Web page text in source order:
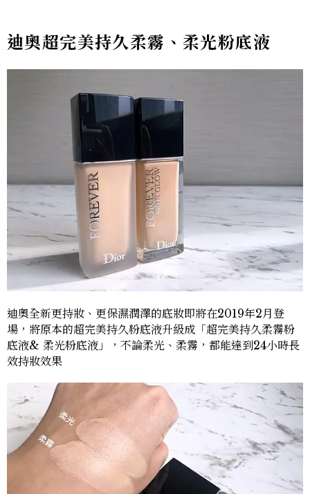
迪奧超完美持久柔霧、柔光粉底液
迪奧全新更持妝、更保濕潤澤的底妝即將在2019年2月登
場，將原本的超完美持久粉底液升級成「超完美持久柔霧粉
底液& 柔光粉底液」，不論柔光、柔霧，都能達到24小時長
效持妝效果